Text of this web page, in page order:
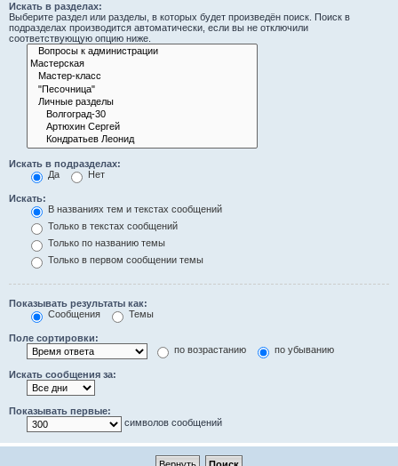
Искать в разделах:
Выберите раздел или разделы, в которых будет произведён поиск. Поиск в
подразделах производится автоматически, если вы не отключили
соответствующую опцию ниже.
Искать в подразделах:
Да
Нет
Искать:
В названиях тем и текстах сообщений
Только в текстах сообщений
Только по названию темы
Только в первом сообщении темы
Показывать результаты как:
Сообщения
Темы
Поле сортировки:
по возрастанию
по убыванию
Искать сообщения за:
Показывать первые:
символов сообщений